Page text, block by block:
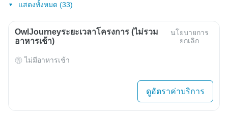
แสดงทั้งหมด (33)
OwlJourneyระยะเวลาโครงการ (ไม่รวม
อาหารเช้า)
นโยบายการ
ยกเลิก
ไม่มีอาหารเช้า
ดูอัตราค่าบริการ